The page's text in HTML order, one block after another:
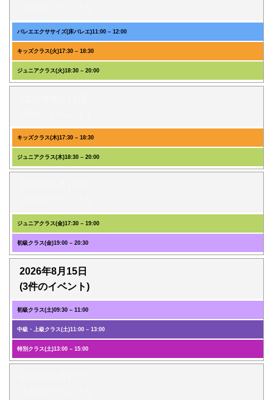
バレエエクササイズ(床バレエ)11:00 – 12:00
キッズクラス(火)17:30 – 18:30
ジュニアクラス(火)18:30 – 20:00
キッズクラス(木)17:30 – 18:30
ジュニアクラス(木)18:30 – 20:00
ジュニアクラス(金)17:30 – 19:00
初級クラス(金)19:00 – 20:30
2026年8月15日
(3件のイベント)
初級クラス(土)09:30 – 11:00
中級・上級クラス(土)11:00 – 13:00
特別クラス(土)13:00 – 15:00